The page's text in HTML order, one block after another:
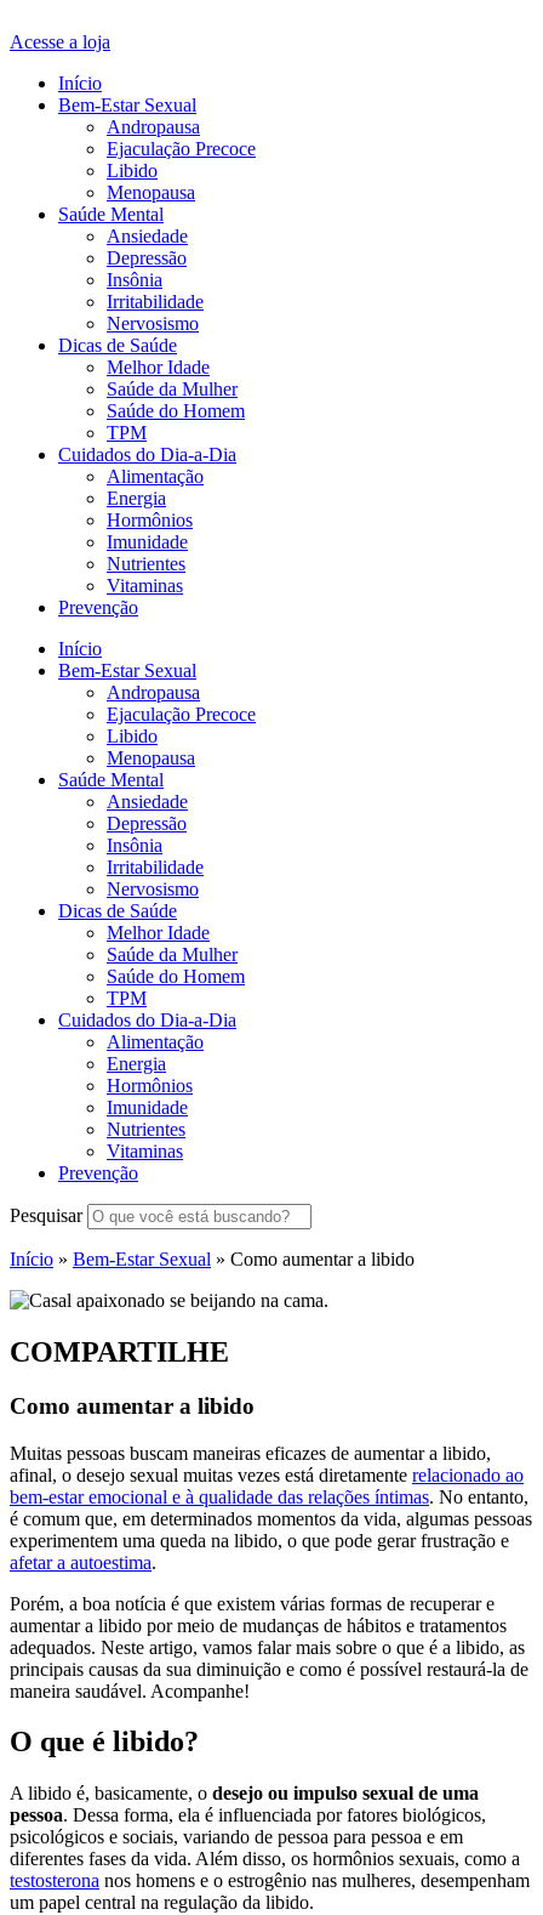
Acesse a loja
Início
Bem-Estar Sexual
Andropausa
Ejaculação Precoce
Libido
Menopausa
Saúde Mental
Ansiedade
Depressão
Insônia
Irritabilidade
Nervosismo
Dicas de Saúde
Melhor Idade
Saúde da Mulher
Saúde do Homem
TPM
Cuidados do Dia-a-Dia
Alimentação
Energia
Hormônios
Imunidade
Nutrientes
Vitaminas
Prevenção
Início
Bem-Estar Sexual
Andropausa
Ejaculação Precoce
Libido
Menopausa
Saúde Mental
Ansiedade
Depressão
Insônia
Irritabilidade
Nervosismo
Dicas de Saúde
Melhor Idade
Saúde da Mulher
Saúde do Homem
TPM
Cuidados do Dia-a-Dia
Alimentação
Energia
Hormônios
Imunidade
Nutrientes
Vitaminas
Prevenção
Pesquisar
Início » Bem-Estar Sexual » Como aumentar a libido
COMPARTILHE
Como aumentar a libido
Muitas pessoas buscam maneiras eficazes de aumentar a libido,
afinal, o desejo sexual muitas vezes está diretamente relacionado ao
bem-estar emocional e à qualidade das relações íntimas. No entanto,
é comum que, em determinados momentos da vida, algumas pessoas
experimentem uma queda na libido, o que pode gerar frustração e
afetar a autoestima.
Porém, a boa notícia é que existem várias formas de recuperar e
aumentar a libido por meio de mudanças de hábitos e tratamentos
adequados. Neste artigo, vamos falar mais sobre o que é a libido, as
principais causas da sua diminuição e como é possível restaurá-la de
maneira saudável. Acompanhe!
O que é libido?
A libido é, basicamente, o desejo ou impulso sexual de uma
pessoa. Dessa forma, ela é influenciada por fatores biológicos,
psicológicos e sociais, variando de pessoa para pessoa e em
diferentes fases da vida. Além disso, os hormônios sexuais, como a
testosterona nos homens e o estrogênio nas mulheres, desempenham
um papel central na regulação da libido.